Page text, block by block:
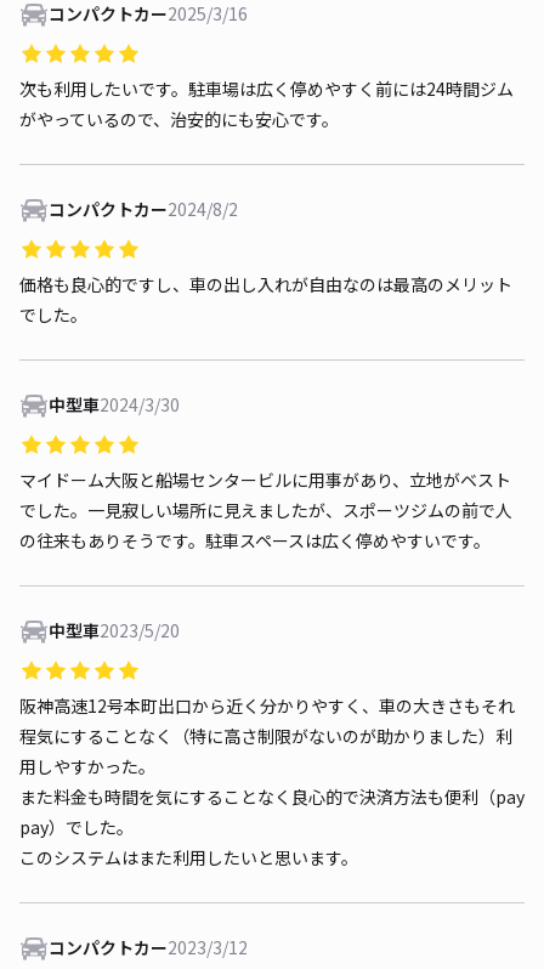
コンパクトカー2025/3/16
次も利用したいです。駐車場は広く停めやすく前には24時間ジム
がやっているので、治安的にも安心です。
コンパクトカー2024/8/2
価格も良心的ですし、車の出し入れが自由なのは最高のメリット
でした。
中型車2024/3/30
マイドーム大阪と船場センタービルに用事があり、立地がベスト
でした。一見寂しい場所に見えましたが、スポーツジムの前で人
の往来もありそうです。駐車スペースは広く停めやすいです。
中型車2023/5/20
阪神高速12号本町出口から近く分かりやすく、車の大きさもそれ
程気にすることなく（特に高さ制限がないのが助かりました）利
用しやすかった。
また料金も時間を気にすることなく良心的で決済方法も便利（pay
pay）でした。
このシステムはまた利用したいと思います。
コンパクトカー2023/3/12